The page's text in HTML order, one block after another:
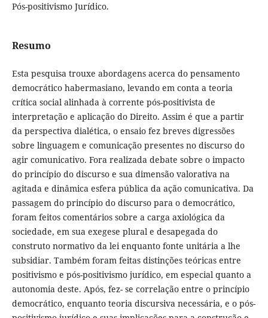
Pós-positivismo Jurídico.
Resumo
Esta pesquisa trouxe abordagens acerca do pensamento
democrático habermasiano, levando em conta a teoria
crítica social alinhada à corrente pós-positivista de
interpretação e aplicação do Direito. Assim é que a partir
da perspectiva dialética, o ensaio fez breves digressões
sobre linguagem e comunicação presentes no discurso do
agir comunicativo. Fora realizada debate sobre o impacto
do princípio do discurso e sua dimensão valorativa na
agitada e dinâmica esfera pública da ação comunicativa. Da
passagem do princípio do discurso para o democrático,
foram feitos comentários sobre a carga axiológica da
sociedade, em sua exegese plural e desapegada do
construto normativo da lei enquanto fonte unitária a lhe
subsidiar. Também foram feitas distinções teóricas entre
positivismo e pós-positivismo jurídico, em especial quanto a
autonomia deste. Após, fez- se correlação entre o princípio
democrático, enquanto teoria discursiva necessária, e o pós-